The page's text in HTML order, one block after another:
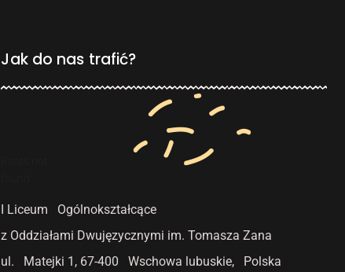
Jak do nas trafić?
I Liceum Ogólnokształcące
z Oddziałami Dwujęzycznymi im. Tomasza Zana
ul. Matejki 1, 67-400 Wschowa lubuskie, Polska